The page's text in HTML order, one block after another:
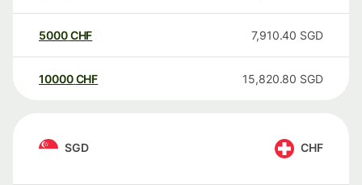
5000CHF 7,910.40 SGD
10000 CHF 15,820.80 SGD
SGD CHF